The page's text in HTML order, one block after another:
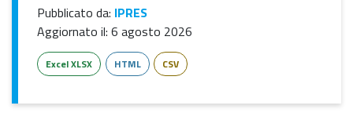
Pubblicato da: IPRES
Aggiornato il: 6 agosto 2026
Excel XLSX HTML CSV